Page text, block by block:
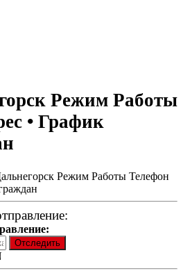
Режим Работы
• График
Режим Работы Телефон